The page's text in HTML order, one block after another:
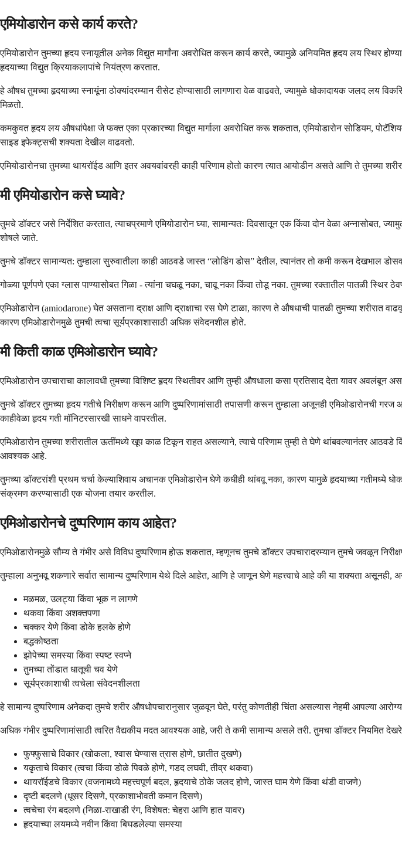
एमियोडारोन कसे कार्य करते?
एमियोडारोन तुमच्या हृदय स्नायूतील अनेक विद्युत मार्गांना अवरोधित करून कार्य करते, ज्यामुळे अनियमित हृदय लय
हृदयाच्या विद्युत क्रियाकलापांचे नियंत्रण करतात.
हे औषध तुमच्या हृदयाच्या स्नायूंना ठोक्यांदरम्यान रीसेट होण्यासाठी लागणारा वेळ वाढवते, ज्यामुळे धोकादायक जलद लय
मिळतो.
कमकुवत हृदय लय औषधांपेक्षा जे फक्त एका प्रकारच्या विद्युत मार्गाला अवरोधित करू शकतात, एमियोडारोन सोडियम,
साइड इफेक्ट्सची शक्यता देखील वाढवतो.
एमियोडारोनचा तुमच्या थायरॉईड आणि इतर अवयवांवरही काही परिणाम होतो कारण त्यात आयोडीन असते आणि ते तुमच्या
मी एमियोडारोन कसे घ्यावे?
तुमचे डॉक्टर जसे निर्देशित करतात, त्याचप्रमाणे एमियोडारोन घ्या, सामान्यतः दिवसातून एक किंवा दोन वेळा अन्नासोबत,
शोषले जाते.
तुमचे डॉक्टर सामान्यत: तुम्हाला सुरुवातीला काही आठवडे जास्त “लोडिंग डोस” देतील, त्यानंतर तो कमी करून देखभाल
गोळ्या पूर्णपणे एका ग्लास पाण्यासोबत गिळा - त्यांना चघळू नका, चावू नका किंवा तोडू नका. तुमच्या रक्तातील पातळी स्थिर
एमिओडारोन (amiodarone) घेत असताना द्राक्ष आणि द्राक्षाचा रस घेणे टाळा, कारण ते औषधाची पातळी तुमच्या
कारण एमिओडारोनमुळे तुमची त्वचा सूर्यप्रकाशासाठी अधिक संवेदनशील होते.
मी किती काळ एमिओडारोन घ्यावे?
एमिओडारोन उपचाराचा कालावधी तुमच्या विशिष्ट हृदय स्थितीवर आणि तुम्ही औषधाला कसा प्रतिसाद देता यावर अवलंबून
तुमचे डॉक्टर तुमच्या हृदय गतीचे निरीक्षण करून आणि दुष्परिणामांसाठी तपासणी करून तुम्हाला अजूनही एमिओडारोनची
काहीवेळा हृदय गती मॉनिटरसारखी साधने वापरतील.
एमिओडारोन तुमच्या शरीरातील ऊतींमध्ये खूप काळ टिकून राहत असल्याने, त्याचे परिणाम तुम्ही ते घेणे थांबवल्यानंतर
आवश्यक आहे.
तुमच्या डॉक्टरांशी प्रथम चर्चा केल्याशिवाय अचानक एमिओडारोन घेणे कधीही थांबवू नका, कारण यामुळे हृदयाच्या
संक्रमण करण्यासाठी एक योजना तयार करतील.
एमिओडारोनचे दुष्परिणाम काय आहेत?
एमिओडारोनमुळे सौम्य ते गंभीर असे विविध दुष्परिणाम होऊ शकतात, म्हणूनच तुमचे डॉक्टर उपचारादरम्यान तुमचे जवळून
तुम्हाला अनुभवू शकणारे सर्वात सामान्य दुष्परिणाम येथे दिले आहेत, आणि हे जाणून घेणे महत्त्वाचे आहे की या शक्यता
मळमळ, उलट्या किंवा भूक न लागणे
थकवा किंवा अशक्तपणा
चक्कर येणे किंवा डोके हलके होणे
बद्धकोष्ठता
झोपेच्या समस्या किंवा स्पष्ट स्वप्ने
तुमच्या तोंडात धातूची चव येणे
सूर्यप्रकाशाची त्वचेला संवेदनशीलता
हे सामान्य दुष्परिणाम अनेकदा तुमचे शरीर औषधोपचारानुसार जुळवून घेते, परंतु कोणतीही चिंता असल्यास नेहमी आपल्या आरोग्य
अधिक गंभीर दुष्परिणामांसाठी त्वरित वैद्यकीय मदत आवश्यक आहे, जरी ते कमी सामान्य असले तरी. तुमचा डॉक्टर नियमित
फुफ्फुसाचे विकार (खोकला, श्वास घेण्यास त्रास होणे, छातीत दुखणे)
यकृताचे विकार (त्वचा किंवा डोळे पिवळे होणे, गडद लघवी, तीव्र थकवा)
थायरॉईडचे विकार (वजनामध्ये महत्त्वपूर्ण बदल, हृदयाचे ठोके जलद होणे, जास्त घाम येणे किंवा थंडी वाजणे)
दृष्टी बदलणे (धूसर दिसणे, प्रकाशाभोवती कमान दिसणे)
त्वचेचा रंग बदलणे (निळा-राखाडी रंग, विशेषत: चेहरा आणि हात यावर)
हृदयाच्या लयमध्ये नवीन किंवा बिघडलेल्या समस्या